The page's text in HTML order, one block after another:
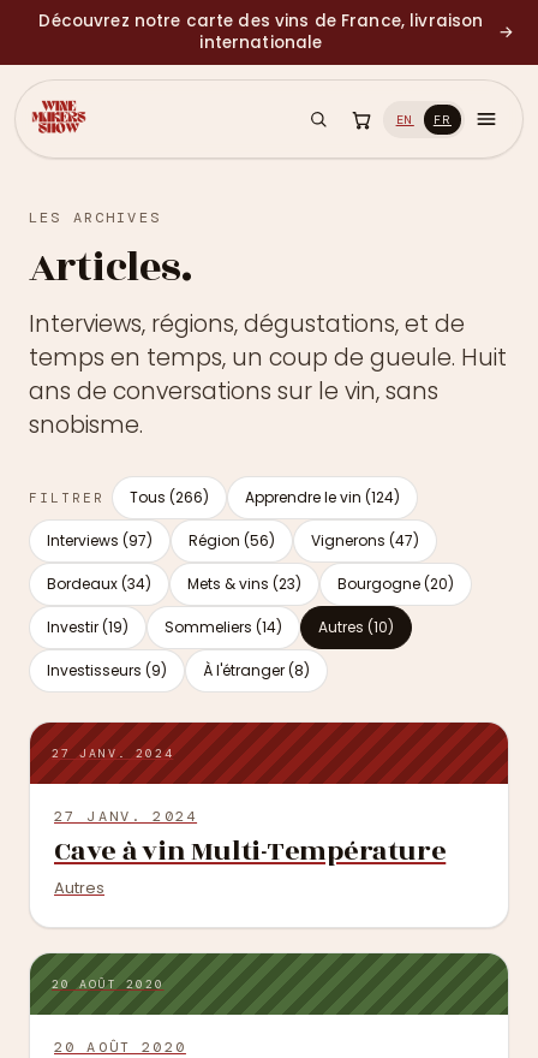
Découvrez notre carte des vins de France, livraison
internationale
→
EN FR
LES ARCHIVES
Articles.
Interviews, régions, dégustations, et de
temps en temps, un coup de gueule. Huit
ans de conversations sur le vin, sans
snobisme.
FILTRER Tous (266) Apprendre le vin (124)
Interviews (97) Région (56) Vignerons (47)
Bordeaux (34) Mets & vins (23) Bourgogne (20)
Investir (19) Sommeliers (14) Autres (10)
Investisseurs (9) À l'étranger (8)
27 JANV. 2024
27 JANV. 2024
Cave à vin Multi-Température
Autres
20 AOÛT 2020
20 AOÛT 2020